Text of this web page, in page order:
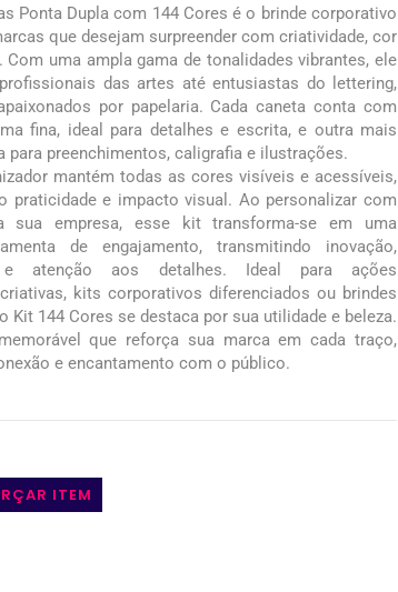
Ponta Dupla com 144 Cores é o brinde corporativo
que desejam surpreender com criatividade, cor
Com uma ampla gama de tonalidades vibrantes, ele
das artes até entusiastas do lettering,
por papelaria. Cada caneta conta com
fina, ideal para detalhes e escrita, e outra mais
para preenchimentos, caligrafia e ilustrações.
mantém todas as cores visíveis e acessíveis,
praticidade e impacto visual. Ao personalizar com
sua empresa, esse kit transforma-se em uma
de engajamento, transmitindo inovação,
e atenção aos detalhes. Ideal para ações
kits corporativos diferenciados ou brindes
Kit 144 Cores se destaca por sua utilidade e beleza.
que reforça sua marca em cada traço,
e encantamento com o público.
ITEM